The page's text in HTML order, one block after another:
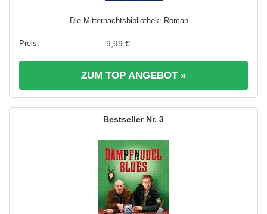
Die Mitternachtsbibliothek: Roman ...
9,99 €
ZUM TOP ANGEBOT »
3